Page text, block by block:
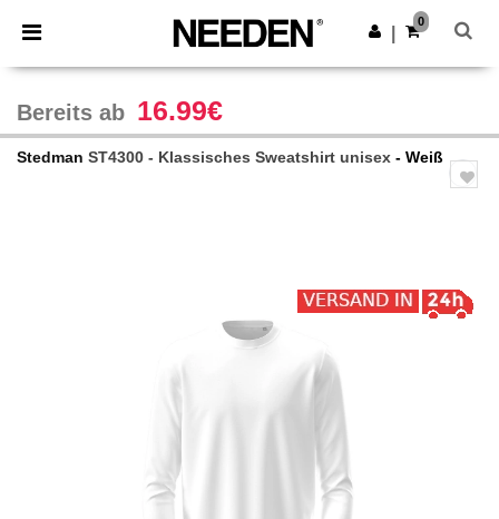
× Needen App
Bessere Preise in der App!
App holen
0
Bereits ab 16.99€
Stedman ST4300 - Klassisches Sweatshirt unisex - Weiß